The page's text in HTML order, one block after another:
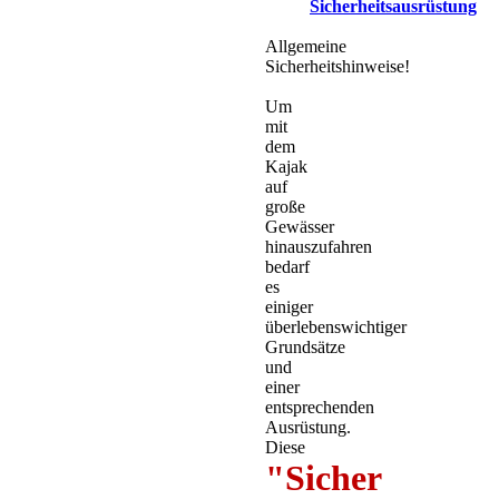
Sicherheitsausrüstung
Allgemeine
Sicherheitshinweise!
Um
mit
dem
Kajak
auf
große
Gewässer
hinauszufahren
bedarf
es
einiger
überlebenswichtiger
Grundsätze
und
einer
entsprechenden
Ausrüstung.
Diese
"Sicher